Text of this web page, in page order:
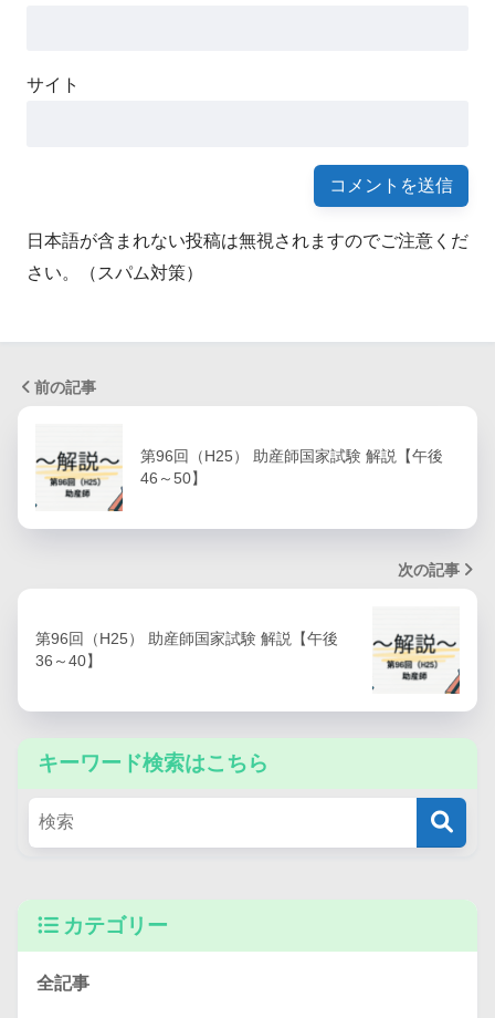
サイト
日本語が含まれない投稿は無視されますのでご注意くだ
さい。（スパム対策）
前の記事
第96回（H25） 助産師国家試験 解説【午後
46～50】
次の記事
第96回（H25） 助産師国家試験 解説【午後
36～40】
キーワード検索はこちら
カテゴリー
全記事